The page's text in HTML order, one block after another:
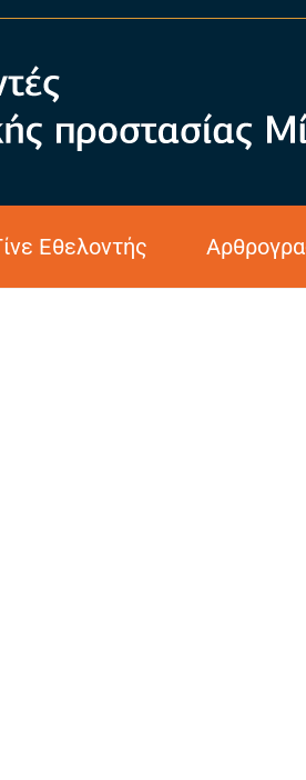
Εθελοντής
Covid